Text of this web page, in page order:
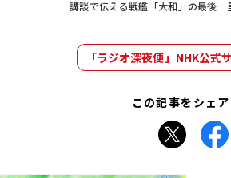
講談で伝える戦艦「大和」の最後
「ラジオ深夜便」NHK公式
この記事をシェ
X